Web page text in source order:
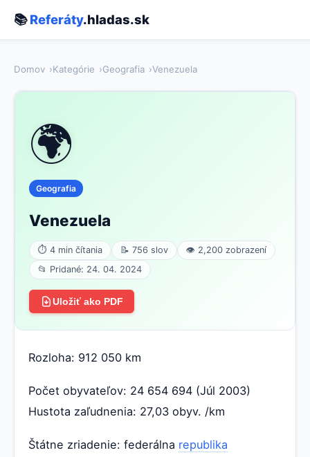
📚Referáty.hladas.sk
Domov Kategórie Geografia Venezuela
🌍
Geografia
Venezuela
⏱ 4 min čítania 📝 756 slov
👁 2,200 zobrazení
📂 Pridané: 24. 04. 2024
Uložiť ako PDF
Rozloha: 912 050 km
Počet obyvateľov: 24 654 694 (Júl 2003)
Hustota zaľudnenia: 27,03 obyv. /km
Štátne zriadenie: federálna republika